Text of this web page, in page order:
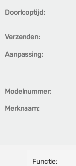
Doorlooptijd:
Verzenden:
Aanpassing:
Modelnummer:
Merknaam:
Functie: